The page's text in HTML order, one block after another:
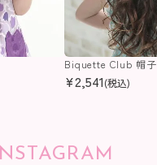
Biquette Club 帽子
¥2,541(税込)
INSTAGRAM